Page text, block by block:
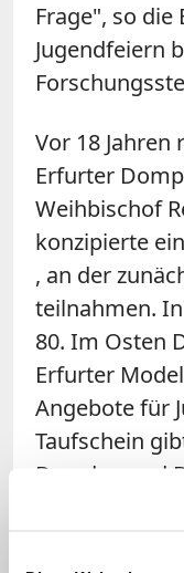
Frage", so
Jugendfeiern
Vor 18
Erfurter
Weihbischof
konzipierte
, an der
teilnahmen.
80. Im Osten
Erfurter
Angebote für
Taufschein
Dresden und
Dort "boomt"